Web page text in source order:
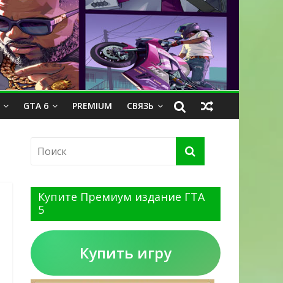
GTA 6 PREMIUM СВЯЗЬ
Купите Премиум издание ГТА
5
Купить игру